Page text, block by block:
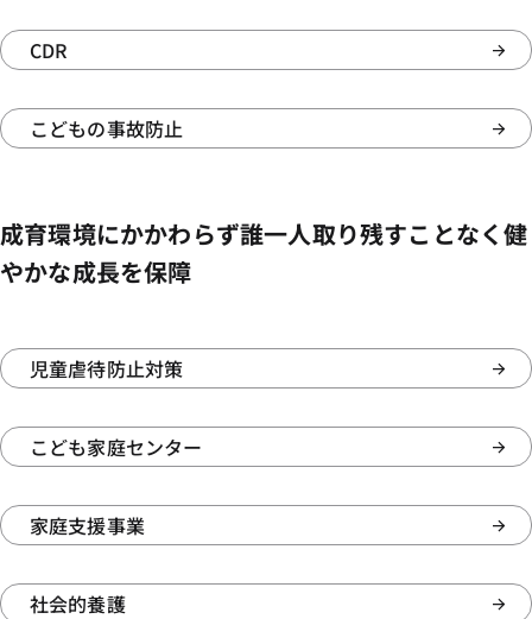
CDR
こどもの事故防止
成育環境にかかわらず誰一人取り残すことなく健
やかな成長を保障
児童虐待防止対策
こども家庭センター
家庭支援事業
社会的養護